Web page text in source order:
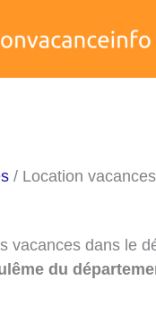
/ Location
vacances dans le
du